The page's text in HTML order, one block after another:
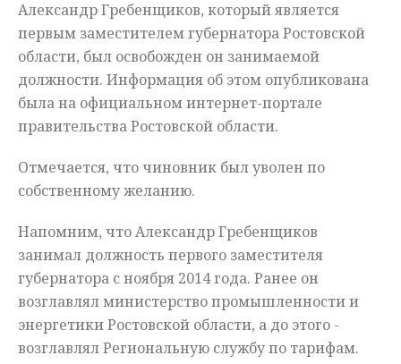
Александр Гребенщиков, который является
первым заместителем губернатора Ростовской
области, был освобожден он занимаемой
должности. Информация об этом опубликована
была на официальном интернет-портале
правительства Ростовской области.
Отмечается, что чиновник был уволен по
собственному желанию.
Напомним, что Александр Гребенщиков
занимал должность первого заместителя
губернатора с ноября 2014 года. Ранее он
возглавлял министерство промышленности и
энергетики Ростовской области, а до этого -
возглавлял Региональную службу по тарифам.